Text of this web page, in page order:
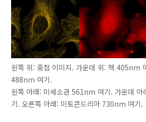
왼쪽 위: 중첩 이미지. 가운데 위: 핵 405nm
488nm 여기.
왼쪽 아래: 미세소관 561nm 여기. 가운데
기. 오른쪽 아래: 미토콘드리아 730nm 여기.